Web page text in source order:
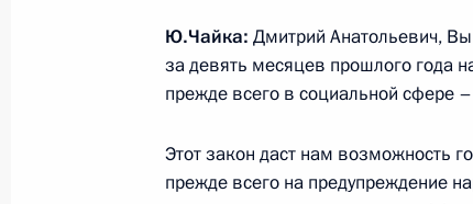
народа с народами Российского
13 января 2009 года, 09:30
По итогам заседания Совета по
Ю.Чайка: Дмитрий Анатольевич,
за девять месяцев прошлого года
прежде всего в социальной сфере
Этот закон даст нам возможность
прежде всего на предупреждение